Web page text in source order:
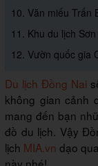
10. Văn miếu Trấn
11. Khu du lịch
12. Vườn quốc gia
Du lịch Đồng Nai
không gian cảnh
mang đến bạn
đồ du lịch. Vậy
lịch MIA.vn dạo